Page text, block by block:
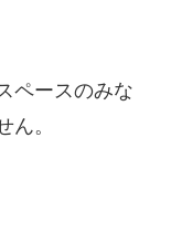
ペースのみな
ん。